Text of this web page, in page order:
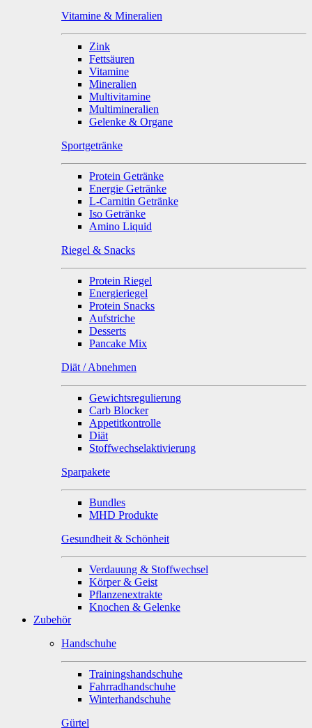
Vitamine & Mineralien
Zink
Fettsäuren
Vitamine
Mineralien
Multivitamine
Multimineralien
Gelenke & Organe
Sportgetränke
Protein Getränke
Energie Getränke
L-Carnitin Getränke
Iso Getränke
Amino Liquid
Riegel & Snacks
Protein Riegel
Energieriegel
Protein Snacks
Aufstriche
Desserts
Pancake Mix
Diät / Abnehmen
Gewichtsregulierung
Carb Blocker
Appetitkontrolle
Diät
Stoffwechselaktivierung
Sparpakete
Bundles
MHD Produkte
Gesundheit & Schönheit
Verdauung & Stoffwechsel
Körper & Geist
Pflanzenextrakte
Knochen & Gelenke
Zubehör
Handschuhe
Trainingshandschuhe
Fahrradhandschuhe
Winterhandschuhe
Gürtel